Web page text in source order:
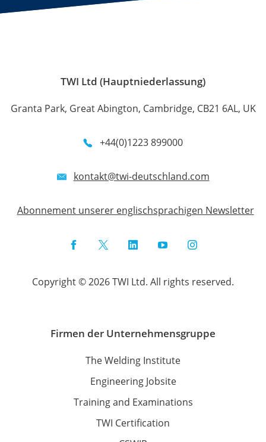
TWI Ltd (Hauptniederlassung)
Granta Park, Great Abington, Cambridge, CB21 6AL, UK
+44(0)1223 899000
kontakt@twi-deutschland.com
Abonnement unserer englischsprachigen Newsletter
FacebookTwitterLinkedInYouTubeInstagram
Copyright © 2026 TWI Ltd. All rights reserved.
Firmen der Unternehmensgruppe
The Welding Institute
Engineering Jobsite
Training and Examinations
TWI Certification